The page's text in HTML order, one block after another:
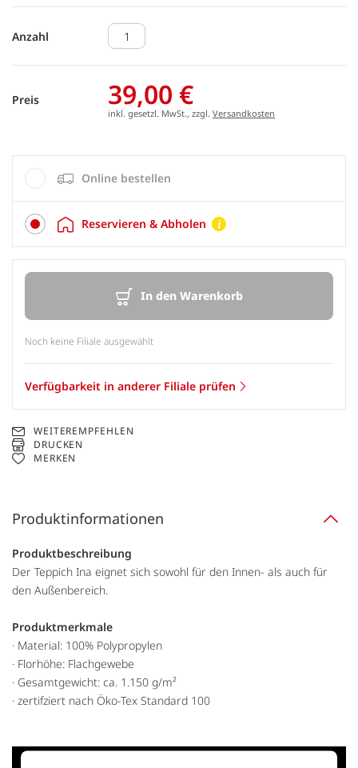
Anzahl
Preis 39,00 €
inkl. gesetzl. MwSt., zzgl. Versandkosten
Online bestellen
Reservieren & Abholen
In den Warenkorb
Noch keine Filiale ausgewählt
Verfügbarkeit in anderer Filiale prüfen
WEITEREMPFEHLEN
DRUCKEN
MERKEN
Produktinformationen
Produktbeschreibung
Der Teppich Ina eignet sich sowohl für den Innen- als auch für
den Außenbereich.
Produktmerkmale
· Material: 100% Polypropylen
· Florhöhe: Flachgewebe
· Gesamtgewicht: ca. 1.150 g/m²
· zertifziert nach Öko-Tex Standard 100